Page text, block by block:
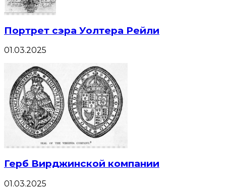
Портрет сэра Уолтера Рейли
01.03.2025
Герб Вирджинской компании
01.03.2025